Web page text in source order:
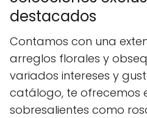
destacados
Contamos con una
arreglos florales y
variados intereses y
catálogo, te ofrecemos
sobresalientes como